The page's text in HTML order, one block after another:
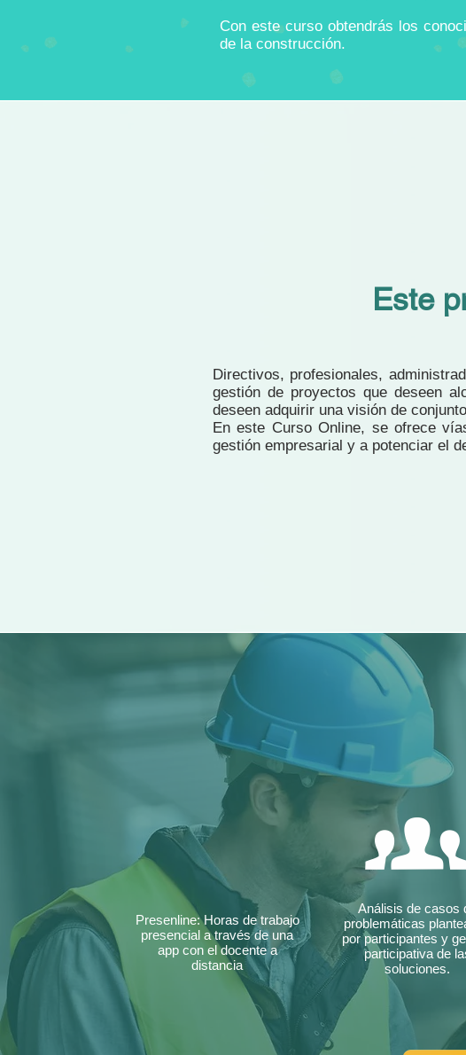
Con este curso obtendrás los
de la construcción.
Este
Directivos, profesionales,
gestión de proyectos que deseen
deseen adquirir una visión de
En este Curso Online, se ofrece
gestión empresarial y a potenciar el
Presenline: Horas de trabajo
presencial a través de una
app con el docente a
distancia
Análisis de casos
problemáticas
por participantes y
participativa de
soluciones.